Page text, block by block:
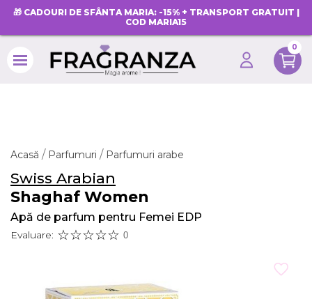
🎁 CADOURI DE SFÂNTA MARIA: -15% + TRANSPORT GRATUIT |
COD MARIA15
0
Acasă Parfumuri Parfumuri arabe
Swiss Arabian
Shaghaf Women
Apă de parfum pentru Femei EDP
Evaluare: 0